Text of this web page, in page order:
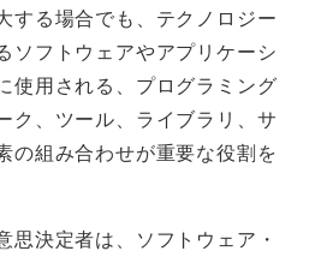
する場合でも、テクノロジー
ソフトウェアやアプリケーシ
使用される、プログラミング
ク、ツール、ライブラリ、サ
の組み合わせが重要な役割を
思決定者は、ソフトウェア・